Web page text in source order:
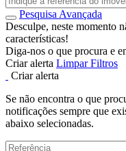
Pesquisa Avançada
Desculpe, neste momento
características!
Diga-nos o que procura e
Criar alerta Limpar Filtros
Criar alerta
Se não encontra o que
notificações sempre que
abaixo selecionadas.